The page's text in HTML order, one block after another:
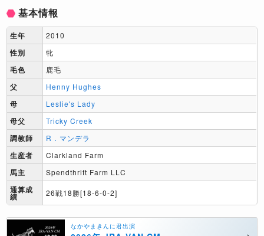
基本情報
生年 2010
性別 牝
毛色 鹿毛
父 Henny Hughes
母 Leslie's Lady
母父 Tricky Creek
調教師 R．マンデラ
生産者 Clarkland Farm
馬主 Spendthrift Farm LLC
通算成
績 26戦18勝[18-6-0-2]
なかやまきんに君出演